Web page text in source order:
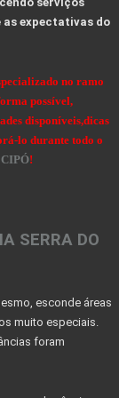
de
FAZENDA
CIPÓ
no
per
as expectativas do
no ramo
possível,
disponíveis,dicas
lo durante todo o
CIPÓ!
SERRA DO
esconde áreas
muito especiais.
foram